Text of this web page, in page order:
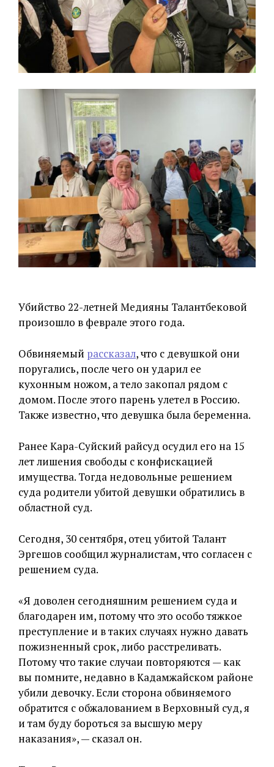
Убийство 22-летней Медияны Талантбековой
произошло в феврале этого года.
Обвиняемый рассказал, что с девушкой они
поругались, после чего он ударил ее
кухонным ножом, а тело закопал рядом с
домом. После этого парень улетел в Россию.
Также известно, что девушка была беременна.
Ранее Кара-Суйский райсуд осудил его на 15
лет лишения свободы с конфискацией
имущества. Тогда недовольные решением
суда родители убитой девушки обратились в
областной суд.
Сегодня, 30 сентября, отец убитой Талант
Эргешов сообщил журналистам, что согласен с
решением суда.
«Я доволен сегодняшним решением суда и
благодарен им, потому что это особо тяжкое
преступление и в таких случаях нужно давать
пожизненный срок, либо расстреливать.
Потому что такие случаи повторяются — как
вы помните, недавно в Кадамжайском районе
убили девочку. Если сторона обвиняемого
обратится с обжалованием в Верховный суд, я
и там буду бороться за высшую меру
наказания», — сказал он.